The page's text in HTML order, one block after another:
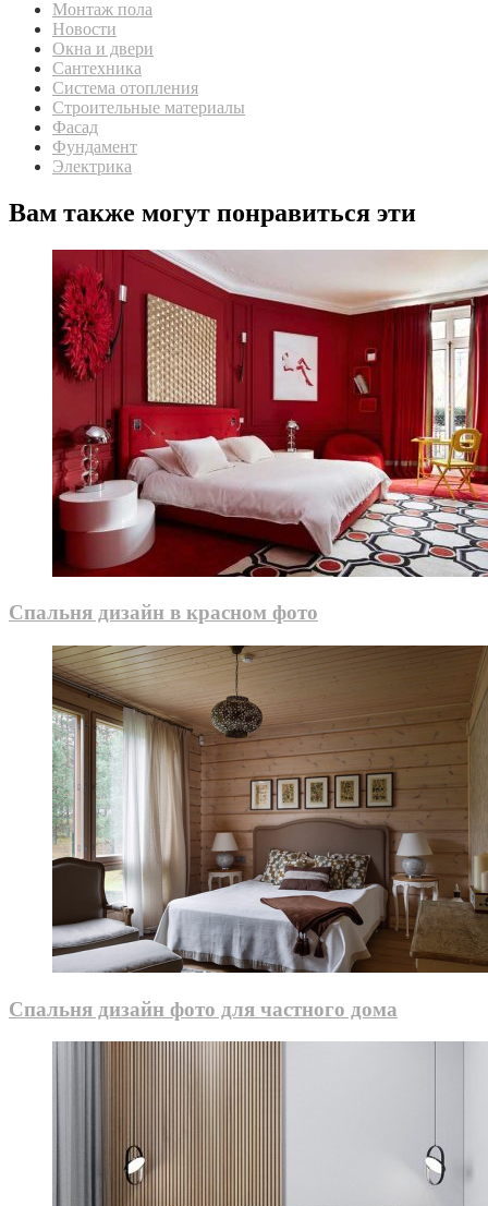
Монтаж пола
Новости
Окна и двери
Сантехника
Система отопления
Строительные материалы
Фасад
Фундамент
Электрика
Вам также могут понравиться эти
Спальня дизайн в красном фото
Спальня дизайн фото для частного дома